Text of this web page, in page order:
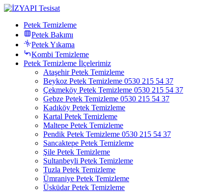
Petek Temizleme
Petek Bakımı
Petek Yıkama
Kombi Temizleme
Petek Temizleme İlçelerimiz
Ataşehir Petek Temizleme
Beykoz Petek Temizleme 0530 215 54 37
Çekmeköy Petek Temizleme 0530 215 54 37
Gebze Petek Temizleme 0530 215 54 37
Kadıköy Petek Temizleme
Kartal Petek Temizleme
Maltepe Petek Temizleme
Pendik Petek Temizleme 0530 215 54 37
Sancaktepe Petek Temizleme
Şile Petek Temizleme
Sultanbeyli Petek Temizleme
Tuzla Petek Temizleme
Ümraniye Petek Temizleme
Üsküdar Petek Temizleme